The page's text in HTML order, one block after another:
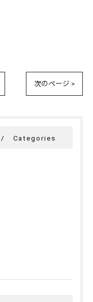
次のページ >
Categories